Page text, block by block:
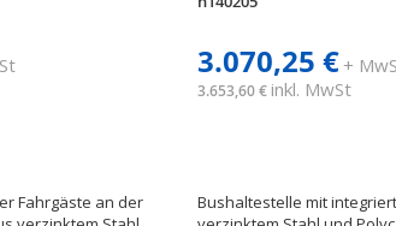
Fahrgäste an der
3.070,25 €+
3.653,60 € inkl. MwSt
Bushaltestelle mit